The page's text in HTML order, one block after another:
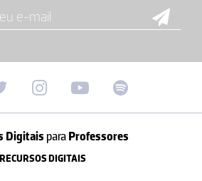
Digitais paraProfessores
RECURSOS DIGITAIS